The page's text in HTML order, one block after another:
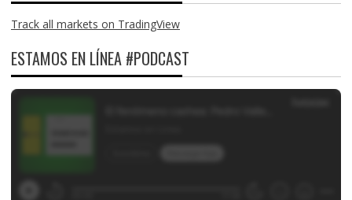
Track all markets on TradingView
ESTAMOS EN LÍNEA #PODCAST